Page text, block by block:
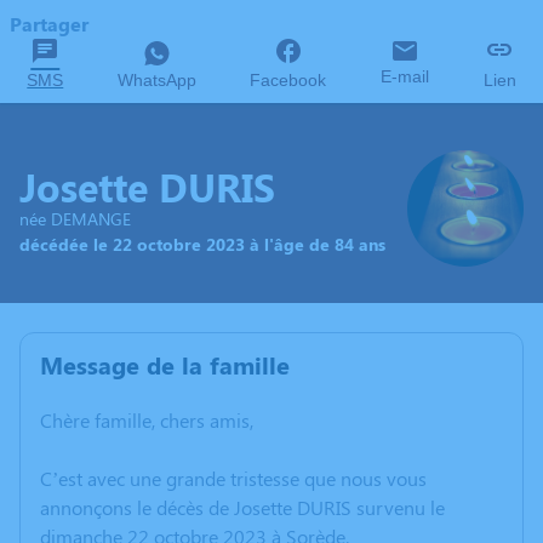
Partager
SMS WhatsApp Facebook E-mail Lien
Josette DURIS
née DEMANGE
décédée le 22 octobre 2023 à l'âge de 84 ans
Message de la famille
Chère famille, chers amis,
C’est avec une grande tristesse que nous vous
annonçons le décès de Josette DURIS survenu le
dimanche 22 octobre 2023 à Sorède.